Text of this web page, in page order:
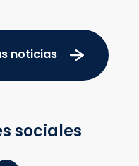
noticias
sociales